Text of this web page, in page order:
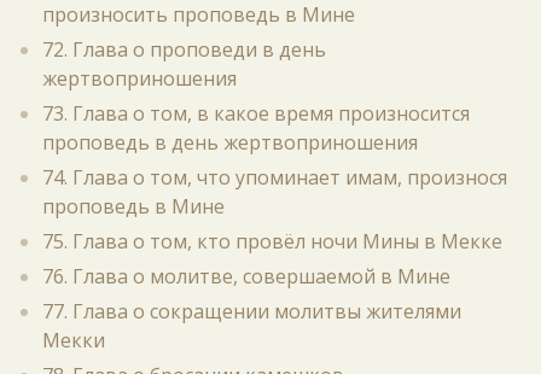
произносить проповедь в Мине
72. Глава о проповеди в день
жертвоприношения
73. Глава о том, в какое время произносится
проповедь в день жертвоприношения
74. Глава о том, что упоминает имам, произнося
проповедь в Мине
75. Глава о том, кто провёл ночи Мины в Мекке
76. Глава о молитве, совершаемой в Мине
77. Глава о сокращении молитвы жителями
Мекки